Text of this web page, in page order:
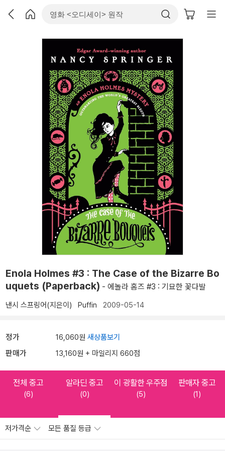
Enola Holmes #3 : The Case of the Bizarre Bo
uquets (Paperback) - 에놀라 홈즈 #3 : 기묘한 꽃다발
낸시 스프링어(지은이) Puffin 2009-05-14
정가 16,060원 새상품보기
판매가 13,160원 + 마일리지 660점
전체 중고
(6)
알라딘 중고
(0)
이 광활한 우주점
(5)
판매자 중고
(1)
저가격순 모든 품질 등급